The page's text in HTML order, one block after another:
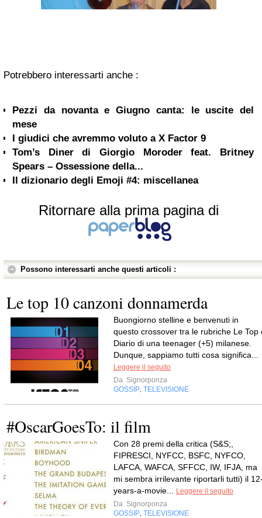
Potrebbero interessarti anche :
Pezzi da novanta e Giugno canta: le uscite del
mese
I giudici che avremmo voluto a X Factor 9
Tom’s Diner di Giorgio Moroder feat. Britney
Spears – Ossessione della...
Il dizionario degli Emoji #4: miscellanea
Ritornare alla prima pagina di
Possono interessarti anche questi articoli :
Le top 10 canzoni donnamerda
Buongiorno stelline e benvenuti in
questo crossover tra le rubriche Le Top
Diario di una teenager (+5) milanese.
Dunque, sappiamo tutti cosa significa...
Leggere il seguito
Da Signorponza
GOSSIP TELEVISIONE
#OscarGoesTo: il film
Con 28 premi della critica (S&S;,
FIPRESCI, NYFCC, BSFC, NYFCO,
LAFCA, WAFCA, SFFCC, IW, IFJA, ma
mi sembra irrilevante riportarli tutti) il
years-a-movie...
Leggere il seguito
Da Signorponza
GOSSIP TELEVISIONE